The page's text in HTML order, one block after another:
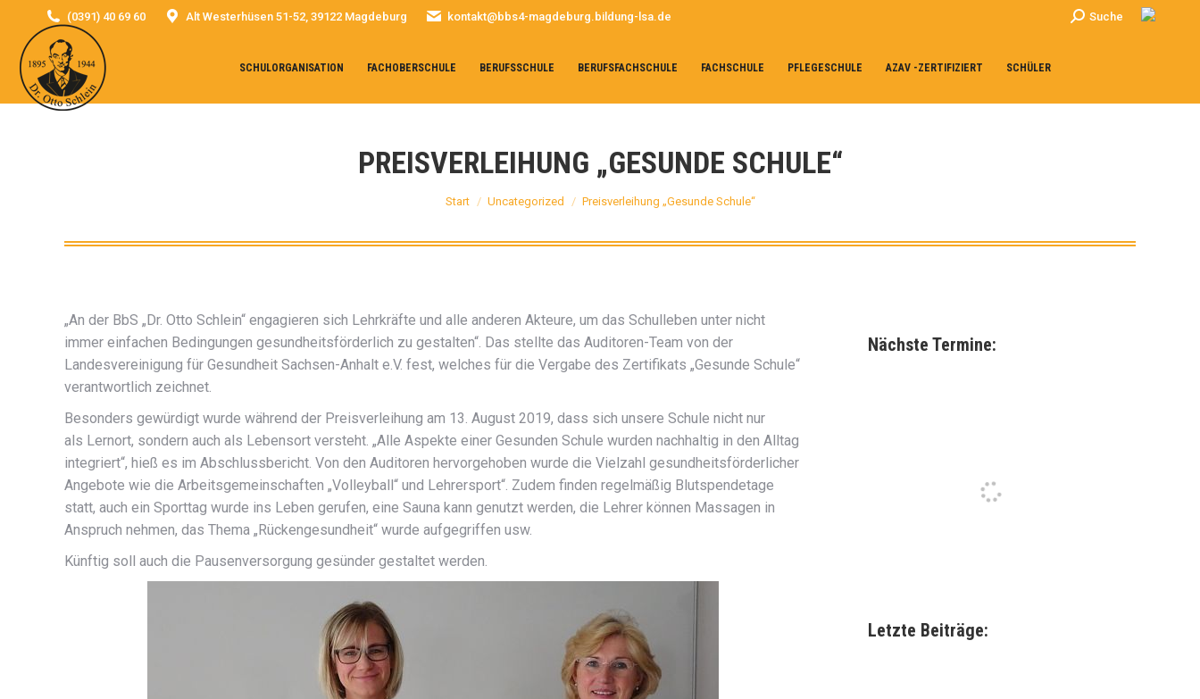
(0391) 40 69 60 Alt Westerhüsen 51-52, 39122 Magdeburg kontakt@bbs4-magdeburg.bildung-lsa.de Search:
Suche
SCHULORGANISATION FACHOBERSCHULE BERUFSSCHULE BERUFSFACHSCHULE FACHSCHULE PFLEGESCHULE AZAV -ZERTIFIZIERT SCHÜLER
PREISVERLEIHUNG „GESUNDE SCHULE“
Sie befinden sich hier:
Start Uncategorized Preisverleihung „Gesunde Schule“
„An der BbS „Dr. Otto Schlein“ engagieren sich Lehrkräfte und alle anderen Akteure, um das Schulleben unter nicht
immer einfachen Bedingungen gesundheitsförderlich zu gestalten“. Das stellte das Auditoren-Team von der
Landesvereinigung für Gesundheit Sachsen-Anhalt e.V. fest, welches für die Vergabe des Zertifikats „Gesunde Schule“
verantwortlich zeichnet.
Besonders gewürdigt wurde während der Preisverleihung am 13. August 2019, dass sich unsere Schule nicht nur
als Lernort, sondern auch als Lebensort versteht. „Alle Aspekte einer Gesunden Schule wurden nachhaltig in den Alltag
integriert“, hieß es im Abschlussbericht. Von den Auditoren hervorgehoben wurde die Vielzahl gesundheitsförderlicher
Angebote wie die Arbeitsgemeinschaften „Volleyball“ und Lehrersport“. Zudem finden regelmäßig Blutspendetage
statt, auch ein Sporttag wurde ins Leben gerufen, eine Sauna kann genutzt werden, die Lehrer können Massagen in
Anspruch nehmen, das Thema „Rückengesundheit“ wurde aufgegriffen usw.
Künftig soll auch die Pausenversorgung gesünder gestaltet werden.
Nächste Termine:
Letzte Beiträge: